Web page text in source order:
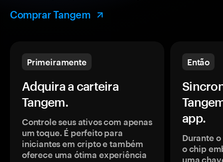
Comprar Tangem
Primeiramente
Adquira a carteira
Tangem.
Controle seus ativos com apenas
um toque. É perfeito para
iniciantes em cripto e também
oferece uma ótima experiência
Então
app.
Durante
o chip
uma